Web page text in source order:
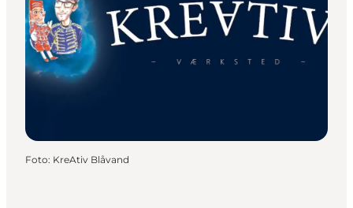
Vores Byer
Mad & Overnatning
Køb billet
Planlæg din ferie
Foto: KreAtiv Blåvand